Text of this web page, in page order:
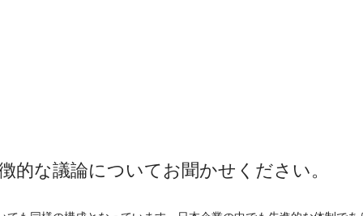
的な議論についてお聞かせください。